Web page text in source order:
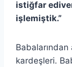
istiğfar
işlemiştik.”
kardeşleri.